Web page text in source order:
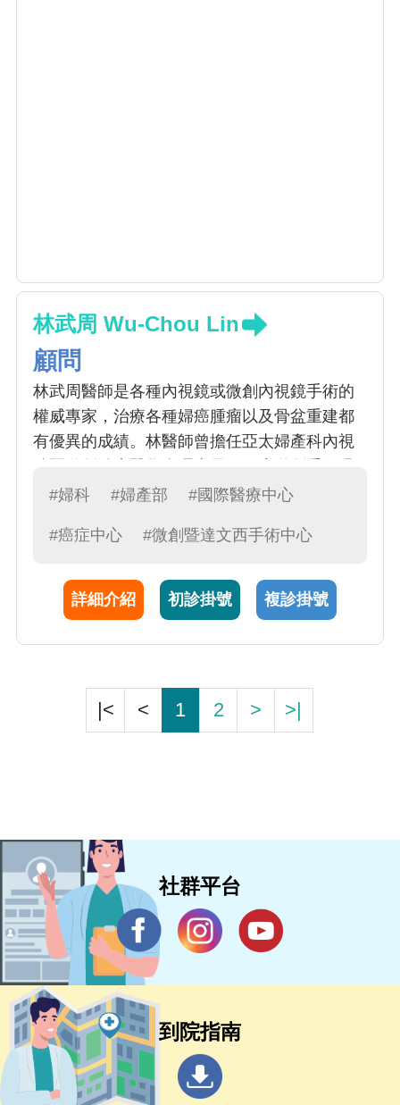
林武周 Wu-Chou Lin
顧問
林武周醫師是各種內視鏡或微創內視鏡手術的
權威專家，治療各種婦癌腫瘤以及骨盆重建都
有優異的成績。林醫師曾擔任亞太婦產科內視
去被認為是不可能的任務，但科技的進步，特
證實和傳統開腹手術成效相當。另外，在微創
臂系統，進行更精準的進行手術
#婦科 #婦產部 #國際醫療中心
#癌症中心 #微創暨達文西手術中心
詳細介紹 初診掛號 複診掛號
|< < 1 2 > >|
社群平台
到院指南